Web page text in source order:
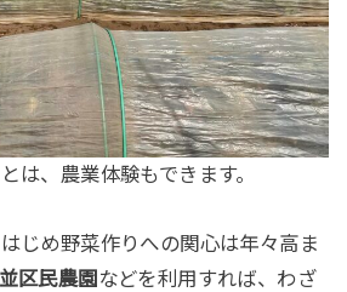
は、農業体験もできます。
じめ野菜作りへの関心は年々高ま
区民農園 などを利用すれば、わざ